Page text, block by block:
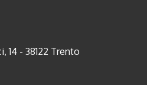
14 - 38122 Trento